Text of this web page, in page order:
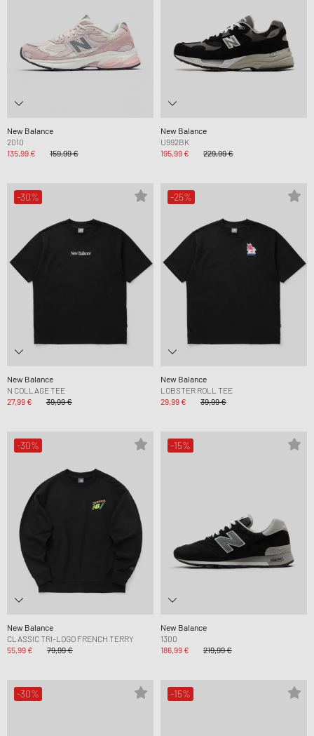
New Balance
2010
135,99 €
159,99 €
New Balance
U992BK
195,99 €
229,99 €
-30%
New Balance
N COLLAGE TEE
27,99 €
39,99 €
-25%
New Balance
LOBSTER ROLL TEE
29,99 €
39,99 €
-30%
New Balance
CLASSIC TRI-LOGO FRENCH TERRY
55,99 €
79,99 €
-15%
New Balance
1300
186,99 €
219,99 €
-30% -15%